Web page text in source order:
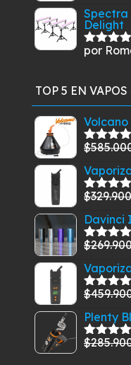
Spectra
Delight
Valorado
por
TOP 5 EN
Valorado
5
$
Valorado
5
$329.900
Davinci
Valorado
5
$
Valorado
5
$
Plenty
Valorado
$